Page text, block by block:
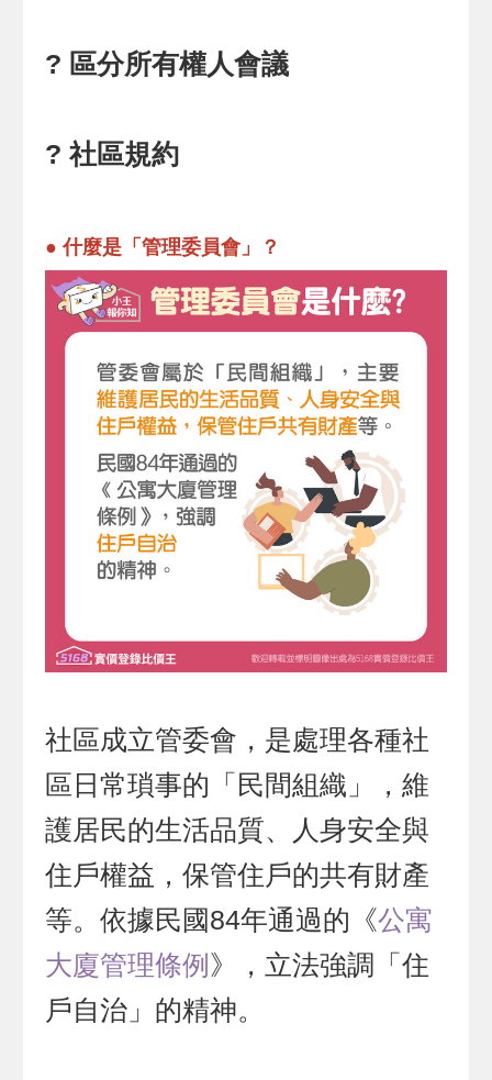
? 區分所有權人會議
? 社區規約
●什麼是「管理委員會」？
社區成立管委會，是處理各種社
區日常瑣事的「民間組織」，維
護居民的生活品質、人身安全與
住戶權益，保管住戶的共有財產
等。依據民國84年通過的《公寓
大廈管理條例 》，立法強調「住
戶自治」的精神。